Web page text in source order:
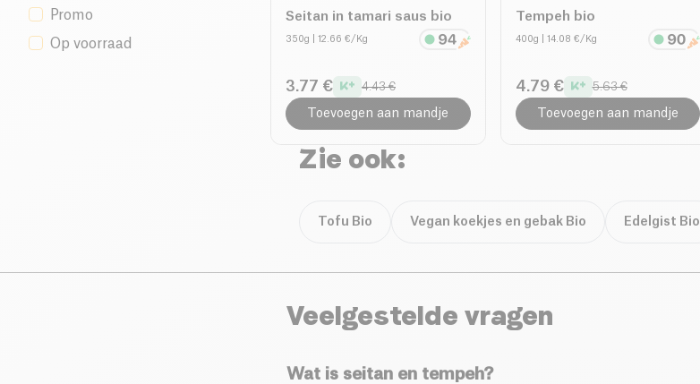
Promo
Op voorraad
Seitan in tamari saus bio
350g | 12.66 €/Kg
3.77 € 4.43 €
Toevoegen aan mandje
Tempeh bio
400g | 14.08 €/Kg
4.79 € 5.63 €
Toevoegen aan mandje
Zie ook:
Tofu Bio Vegan koekjes en gebak Bio Edelgist Bio
Veelgestelde vragen
Wat is seitan en tempeh?